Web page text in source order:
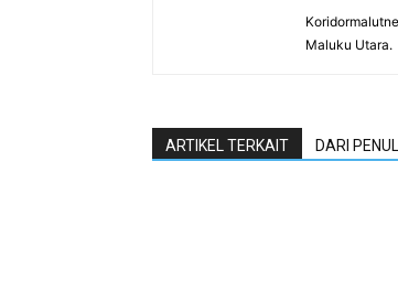
Maluku Utara.
ARTIKEL TERKAIT DARI